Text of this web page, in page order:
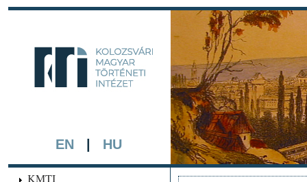
EN HU
A háttérben részlet a
készített színezett
KMTI